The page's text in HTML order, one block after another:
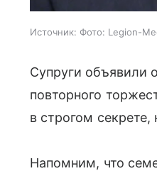
Источник: Фото: Legion-
Супруги объявили
повторного
в строгом
Напомним, что